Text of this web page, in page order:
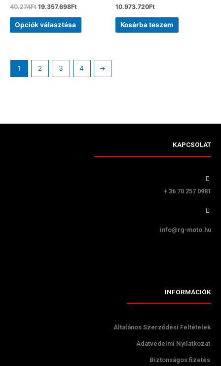
40.274Ft 19.357.698Ft
Opciók választása
10.973.720Ft
Kosárba teszem
1 2 3 4 →
KAPCSOLAT
+ 36 70 257 0981
info@rg-moto.hu
INFORMÁCIÓK
Általános Szerződési Feltételek
Adatvédelmi Nyilatkozat
Biztonságos fizetés